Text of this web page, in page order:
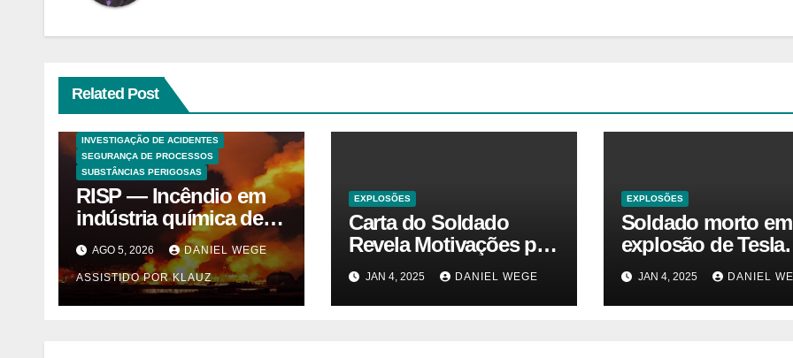
Related Post
EXPLOSÕES
INVESTIGAÇÃO DE ACIDENTES
SEGURANÇA DE PROCESSOS
SUBSTÂNCIAS PERIGOSAS
RISP — Incêndio em
indústria química de
solventes em
Itaquaquecetuba/SP
(UNIQUIMA/Quema)
AGO 5, 2026 DANIEL WEGE
ASSISTIDO POR KLAUZ
EXPLOSÕES
Carta do Soldado
Revela Motivações por
Trás da Explosão do
Cybertruck em Las
Vegas – Gazeta Brasil
JAN 4, 2025 DANIEL WEGE
EXPLOSÕES
Soldado morto em
explosão de Tesla
sofria de estresse
traumático e temia
‘colapso’ dos EUA
JAN 4, 2025 DANIEL